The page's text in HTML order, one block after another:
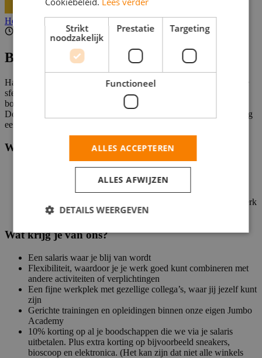
Helaas, deze vacature is niet actief.
1 - 15 uur per week
Beschrijving
Hallo kassamedewerker! Met jouw glimlach zorg jij voor een fijne
sfeer bij de kassa: gezellige praatjes, blije klanten en volle gele
boodschappentassen. Samen met het topteam van Jumbo
Doetinchem zorg je dat alles op rolletjes loopt. Zo wordt iedere dag
een beetje leuker. Doe je mee?
Wie ben jij?
Je bent 16 jaar of ouder
Je staat altijd klaar met een glimlach en maakt makkelijk
Teamwork geeft jou energie! Want samen maken we het werk
beter én leuker
Wat krijg je van ons?
Een salaris waar je blij van wordt
Flexibiliteit, waardoor je je werk goed kunt combineren met
andere activiteiten of verplichtingen
Een fijne werkplek met gezellige collega’s, waar jij jezelf kunt
zijn
Gerichte trainingen en opleidingen binnen onze eigen Jumbo
Academy
10% korting op al je boodschappen die we via je salaris
uitbetalen. Plus extra korting op bijvoorbeeld sneakers,
bioscoop en elektronica. (Het kan zijn dat niet alle winkels
Strikt
noodzakelijk
Prestatie Targeting
Functioneel
ALLES ACCEPTEREN
ALLES AFWIJZEN
DETAILS WEERGEVEN